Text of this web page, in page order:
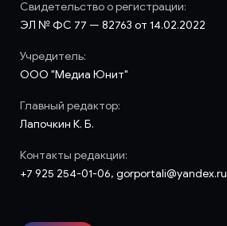
Свидетельство о регистрации:
ЭЛ № ФС 77 — 82763 от 14.02.2022
Учредитель:
ООО "Медиа Юнит"
Главный редактор:
Лапочкин К. Б.
Контакты редакции:
+7 925 254-01-06, gorportali@yandex.ru